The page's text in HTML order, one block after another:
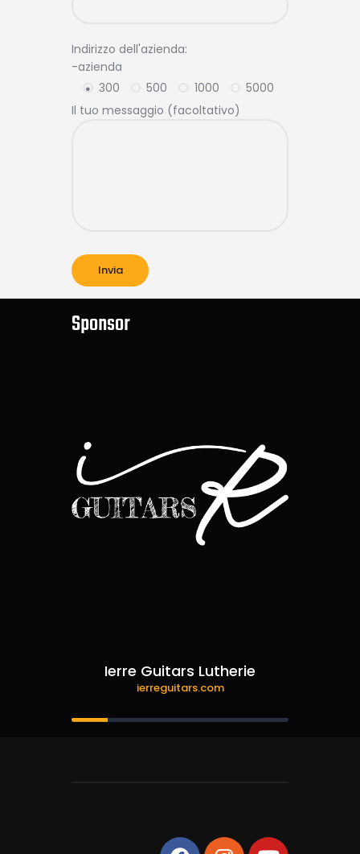
Indirizzo dell'azienda:
-azienda
300
500 1000
5000
Il tuo messaggio (facoltativo)
Sponsor
Ierre Guitars Lutherie
ierreguitars.com